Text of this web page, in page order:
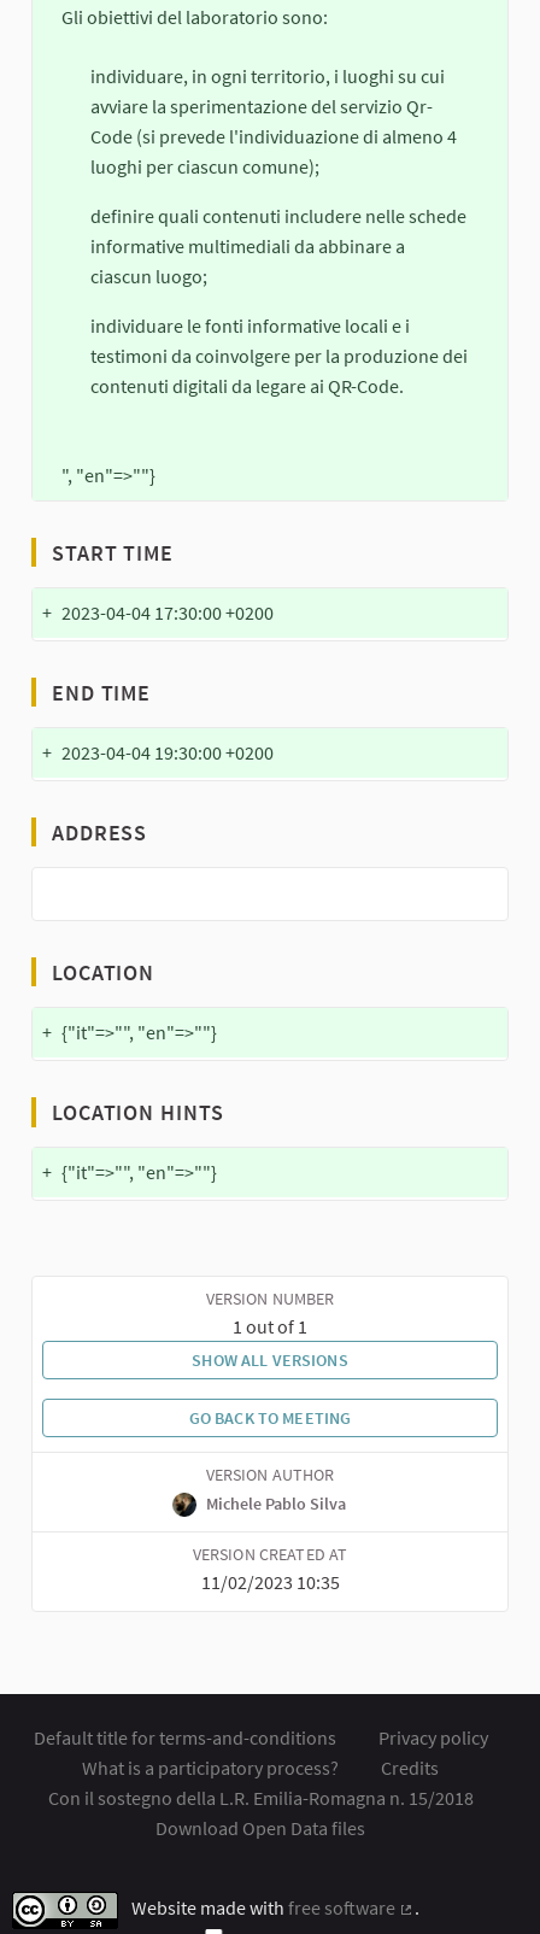
Gli obiettivi del laboratorio sono:
individuare, in ogni territorio, i luoghi su cui
avviare la sperimentazione del servizio Qr-
Code (si prevede l'individuazione di almeno 4
luoghi per ciascun comune);
definire quali contenuti includere nelle schede
informative multimediali da abbinare a
ciascun luogo;
individuare le fonti informative locali e i
testimoni da coinvolgere per la produzione dei
contenuti digitali da legare ai QR-Code.
", "en"=>""}
START TIME
+ 2023-04-04 17:30:00 +0200
END TIME
+ 2023-04-04 19:30:00 +0200
ADDRESS
LOCATION
+ {"it"=>"", "en"=>""}
LOCATION HINTS
+ {"it"=>"", "en"=>""}
VERSION NUMBER
1 out of 1
SHOW ALL VERSIONS
GO BACK TO MEETING
VERSION AUTHOR
Michele Pablo Silva
VERSION CREATED AT
11/02/2023 10:35
Default title for terms-and-conditions
Privacy policy
What is a participatory process?
Credits
Con il sostegno della L.R. Emilia-Romagna n. 15/2018
Download Open Data files
Website made with free software
.